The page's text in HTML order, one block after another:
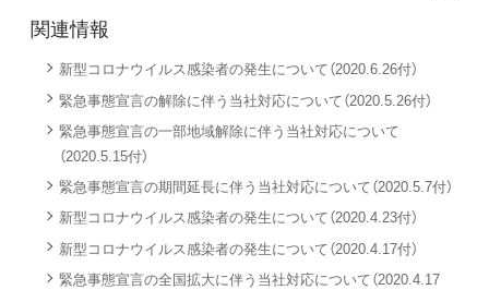
関連情報
新型コロナウイルス感染者の発生について（2020.6.26付）
緊急事態宣言の解除に伴う当社対応について（2020.5.26付）
緊急事態宣言の一部地域解除に伴う当社対応について
（2020.5.15付）
緊急事態宣言の期間延長に伴う当社対応について（2020.5.7付）
新型コロナウイルス感染者の発生について（2020.4.23付）
新型コロナウイルス感染者の発生について（2020.4.17付）
緊急事態宣言の全国拡大に伴う当社対応について（2020.4.17